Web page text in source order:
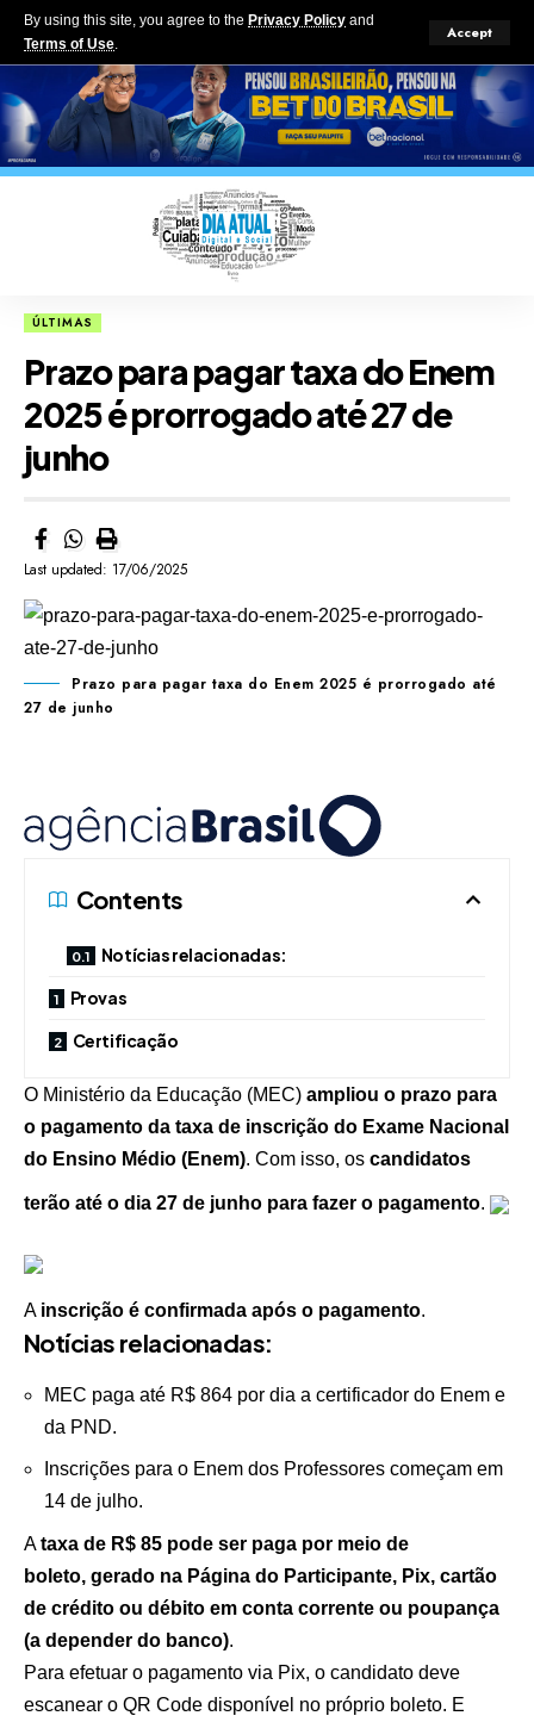
By using this site, you agree to the Privacy Policy and
Terms of Use.
Accept
ÚLTIMAS
Prazo para pagar taxa do Enem
2025 é prorrogado até 27 de
junho
Last updated: 17/06/2025
Prazo para pagar taxa do Enem 2025 é prorrogado até
27 de junho
Contents
Notícias relacionadas:
Provas
Certificação
O Ministério da Educação (MEC) ampliou o prazo para
o pagamento da taxa de inscrição do Exame Nacional
do Ensino Médio (Enem). Com isso, os candidatos
terão até o dia 27 de junho para fazer o pagamento.
A inscrição é confirmada após o pagamento.
Notícias relacionadas:
MEC paga até R$ 864 por dia a certificador do Enem e
da PND.
Inscrições para o Enem dos Professores começam em
14 de julho.
Ataxa de R$ 85 pode ser paga por meio de
boleto, gerado na Página do Participante, Pix, cartão
de crédito ou débito em conta corrente ou poupança
(a depender do banco).
Para efetuar o pagamento via Pix, o candidato deve
escanear o QR Code disponível no próprio boleto. E